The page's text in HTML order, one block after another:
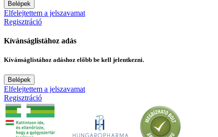
Belépek
Elfelejtettem a jelszavamat
Regisztráció
Kívánságlistához adás
Kívánságlistához adáshoz előbb be kell jelentkezni.
Belépek
Elfelejtettem a jelszavamat
Regisztráció